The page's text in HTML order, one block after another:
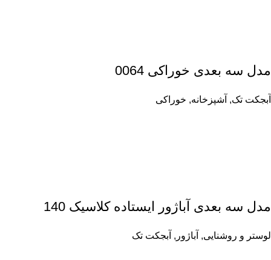
مدل سه بعدی خوراکی 0064
آبجکت تک, آشپزخانه, خوراکی
مدل سه بعدی آباژور ایستاده کلاسیک 140
لوستر و روشنایی, آباژور , آبجکت تک